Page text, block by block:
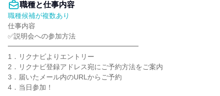
職種と仕事内容
職種候補が複数あり
仕事内容
✅説明会への参加方法
━━━━━━━━━━━━━━━━━━━
1．リクナビよりエントリー
2．リクナビ登録アドレス宛にご予約方法をご案内
3．届いたメール内のURLからご予約
4．当日参加！